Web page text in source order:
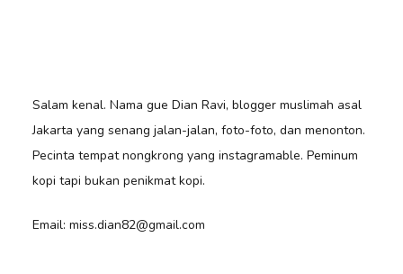
Salam kenal. Nama gue Dian Ravi, blogger muslimah asal
Jakarta yang senang jalan-jalan, foto-foto, dan menonton.
Pecinta tempat nongkrong yang instagramable. Peminum
kopi tapi bukan penikmat kopi.
Email: miss.dian82@gmail.com